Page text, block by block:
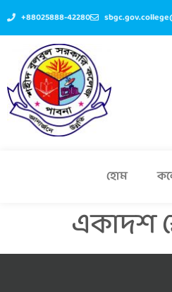
+88025888-42280
হোম
একাদশ